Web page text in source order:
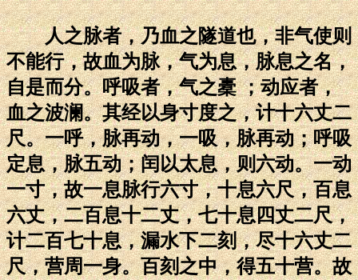
人之脉者，乃血之隧道也，非气使则
不能行，故血为脉，气为息，脉息之名，
自是而分。呼吸者，气之橐 ；动应者，
血之波澜。其经以身寸度之，计十六丈二
尺。一呼，脉再动，一吸，脉再动；呼吸
定息，脉五动；闰以太息，则六动。一动
一寸，故一息脉行六寸，十息六尺，百息
六丈，二百息十二丈，七十息四丈二尺，
计二百七十息，漏水下二刻，尽十六丈二
尺，营周一身。百刻之中，得五十营。故